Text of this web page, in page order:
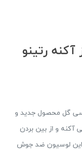
رتینو
سی گل محصول جدید و
آکنه و از بین بردن
این لوسیون ضد جوش